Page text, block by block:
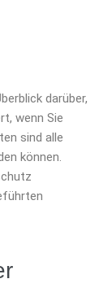
darüber,
wenn Sie
sind alle
können.